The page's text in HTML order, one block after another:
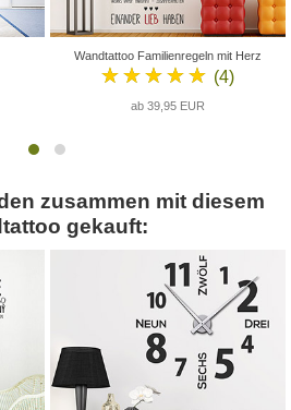
Wandtattoo Familienregeln mit Herz
★★★★★ (4)
ab 39,95 EUR
zusammen mit diesem
gekauft: